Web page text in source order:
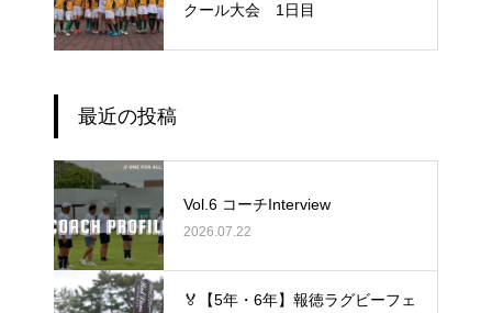
クール大会 1日目
最近の投稿
Vol.6 コーチInterview
2026.07.22
🏅【5年・6年】報徳ラグビーフェ